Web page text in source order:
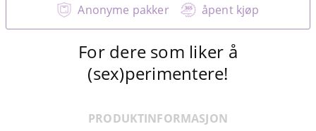
Anonyme pakker åpent kjøp
For dere som liker å
(sex)perimentere!
PRODUKTINFORMASJON